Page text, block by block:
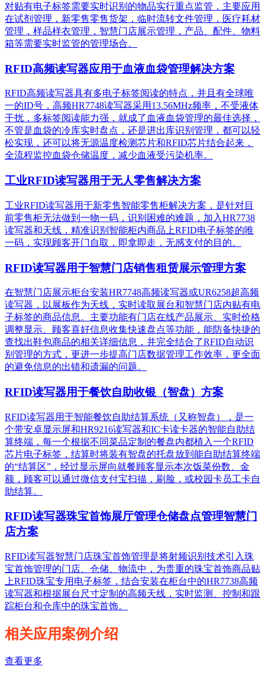
对贴有电子标签需要实时识别的物品实行重点监管，主要应用
在试剂管理，新零售零售货架，临时流转文件管理，医疗耗材
管理，样品样衣管理，智慧门店展示管理，产品、配件、物料
箱等需要实时监管的管理场合。
RFID高频读写器应用于血液血袋管理解决方案
RFID高频读写器具有多电子标签阅读的特点，并且有全球唯
一的ID号，高频HR7748读写器采用13.56MHz频率，不受液体
干扰，多标签阅读能力强，就成了血液血袋管理的最佳选择，
不管是血袋的冷库实时盘点，还是进出库识别管理，都可以轻
松实现，还可以将无源温度检测芯片和RFID芯片结合起来，
全流程监控血袋仓储温度，减少血液受污染机率。
工业RFID读写器用于无人零售解决方案
工业RFID读写器用于新零售智能零售柜解决方案，是针对目
前零售柜无法做到一物一码，识别困难的难题，加入HR7738
读写器和天线，精准识别​智能柜内商品上RFID电子标签的唯
一码，实现顾客开门自取，即拿即走，无感支付的目的。
RFID读写器用于智慧门店销售租赁展示管理方案
在智慧门店展示柜台安装HR7748高频读写器或UR6258超高频
读写器，以展板作为天线，实时读取展台和智慧门店内贴有电
子标签的商品信息。主要功能有门店在线产品展示、实时价格
调整显示、顾客喜好信息收集快速盘点等功能，能防备快捷的
查找出鞋包商品的相关详细信息，并完全结合了RFID自动识
别管理的方式，更进一步提高门店数据管理工作效率，更全面
的避免信息的出错和遗漏的问题。
RFID读写器用于餐饮自助收银（智盘）方案
RFID读写器用于智能餐饮自助结算系统（又称智盘），是一
个带安卓显示屏和HR9216读写器和IC卡读卡器的智能自助结
算终端，每一个根据不同菜品定制的餐盘内都植入一个RFID
芯片电子标签，结算时将装有智盘的托盘放到能自助结算终端
的“结算区”，经过显示屏向就餐顾客显示本次饭菜份数、金
额，顾客可以通过微信支付宝扫描，刷脸，或校园卡员工卡自
助结算。
RFID读写器珠宝首饰展厅管理仓储盘点管理智慧门
店方案
RFID读写器智慧门店珠宝首饰管理是将射频识别技术引入珠
宝首饰管理的门店、仓储、物流中，为贵重的珠宝首饰商品贴
上RFID珠宝专用电子标签，结合安装在柜台中的HR7738高频
读写器和根据展台尺寸定制的高频天线，实时监测、控制和跟
踪柜台和仓库中的珠宝首饰。
相关应用案例介绍
查看更多